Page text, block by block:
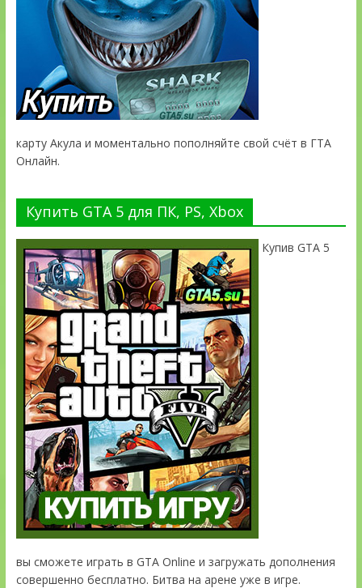
карту Акула и моментально пополняйте свой счёт в ГТА
Онлайн.
Купить GTA 5 для ПК, PS, Xbox
Купив GTA 5
вы сможете играть в GTA Online и загружать дополнения
совершенно бесплатно. Битва на арене уже в игре.